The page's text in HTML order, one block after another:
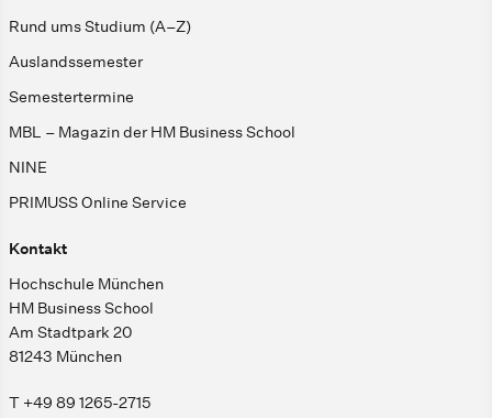
Rund ums Studium (A–Z)
Auslandssemester
Semestertermine
MBL – Magazin der HM Business School
NINE
PRIMUSS Online Service
Kontakt
Hochschule München
HM Business School
Am Stadtpark 20
81243 München
T +49 89 1265-2715